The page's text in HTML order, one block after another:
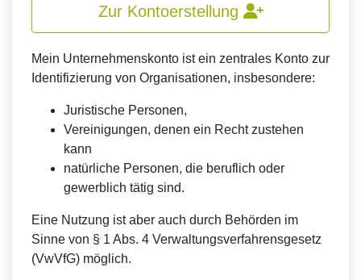
Zur Kontoerstellung
Mein Unternehmenskonto ist ein zentrales Konto zur
Identifizierung von Organisationen, insbesondere:
Juristische Personen,
Vereinigungen, denen ein Recht zustehen
kann
natürliche Personen, die beruflich oder
gewerblich tätig sind.
Eine Nutzung ist aber auch durch Behörden im
Sinne von § 1 Abs. 4 Verwaltungsverfahrensgesetz
(VwVfG) möglich.